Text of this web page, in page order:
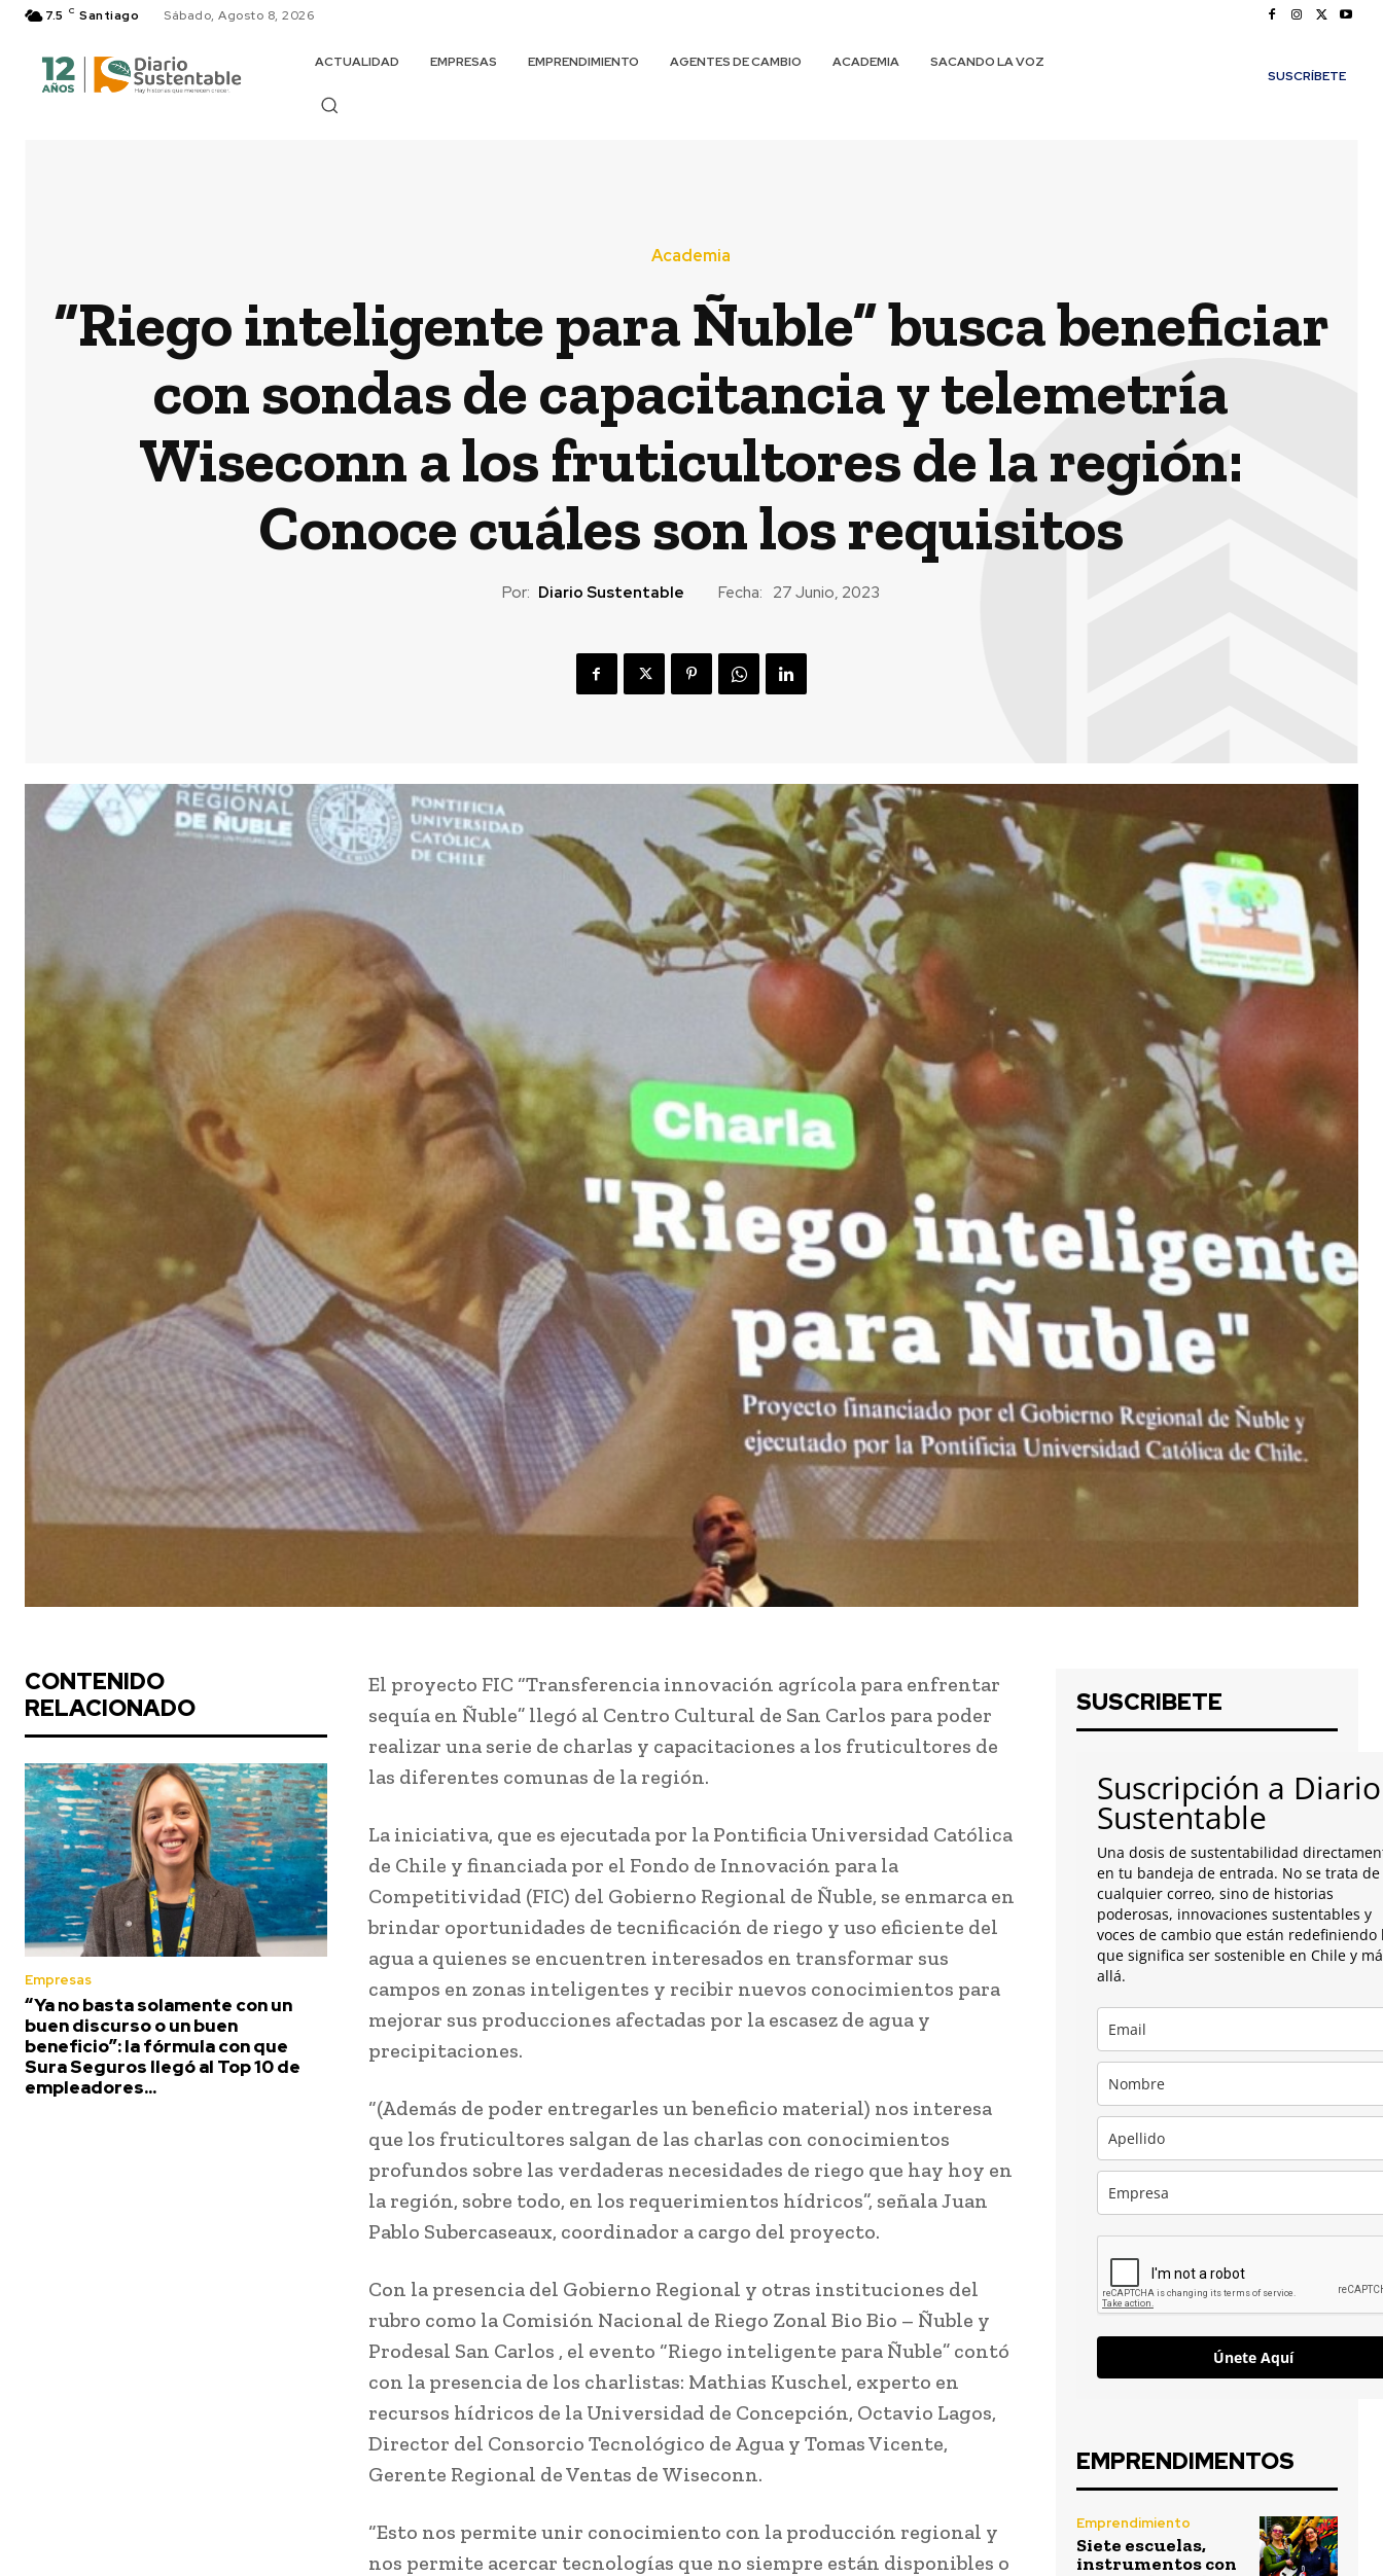
7.5 C Santiago Sábado, Agosto 8, 2026
ACTUALIDAD EMPRESAS EMPRENDIMIENTO AGENTES DE CAMBIO ACADEMIA
SACANDO LA VOZ
SUSCRÍBETE
Academia
“Riego inteligente para Ñuble” busca beneficiar
con sondas de capacitancia y telemetría
Wiseconn a los fruticultores de la región:
Conoce cuáles son los requisitos
Por: Diario Sustentable Fecha: 27 Junio, 2023
CONTENIDO
RELACIONADO
Empresas
“Ya no basta solamente con un
buen discurso o un buen
beneficio”: la fórmula con que
Sura Seguros llegó al Top 10 de
empleadores...
El proyecto FIC “Transferencia innovación agrícola para enfrentar
sequía en Ñuble” llegó al Centro Cultural de San Carlos para poder
realizar una serie de charlas y capacitaciones a los fruticultores de
las diferentes comunas de la región.
La iniciativa, que es ejecutada por la Pontificia Universidad Católica
de Chile y financiada por el Fondo de Innovación para la
Competitividad (FIC) del Gobierno Regional de Ñuble, se enmarca en
brindar oportunidades de tecnificación de riego y uso eficiente del
agua a quienes se encuentren interesados en transformar sus
campos en zonas inteligentes y recibir nuevos conocimientos para
mejorar sus producciones afectadas por la escasez de agua y
precipitaciones.
“(Además de poder entregarles un beneficio material) nos interesa
que los fruticultores salgan de las charlas con conocimientos
profundos sobre las verdaderas necesidades de riego que hay hoy en
la región, sobre todo, en los requerimientos hídricos”, señala Juan
Pablo Subercaseaux, coordinador a cargo del proyecto.
Con la presencia del Gobierno Regional y otras instituciones del
rubro como la Comisión Nacional de Riego Zonal Bio Bio – Ñuble y
Prodesal San Carlos , el evento “Riego inteligente para Ñuble” contó
con la presencia de los charlistas: Mathias Kuschel, experto en
recursos hídricos de la Universidad de Concepción, Octavio Lagos,
Director del Consorcio Tecnológico de Agua y Tomas Vicente,
Gerente Regional de Ventas de Wiseconn.
“Esto nos permite unir conocimiento con la producción regional y
nos permite acercar tecnologías que no siempre están disponibles o
SUSCRIBETE
Suscripción a Diario
Sustentable
Una dosis de sustentabilidad
en tu bandeja de entrada. No se trata de
cualquier correo, sino de historias
poderosas, innovaciones sustentables y
voces de cambio que están redefiniendo
que significa ser sostenible en Chile y
allá.
Únete Aquí
EMPRENDIMENTOS
Emprendimiento
Siete escuelas,
instrumentos con